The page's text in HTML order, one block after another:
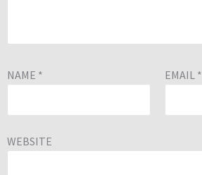
NAME * EMAIL *
WEBSITE